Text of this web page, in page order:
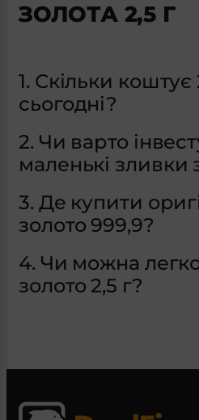
ЗОЛОТА 2,5 Г
1. Скільки коштує
сьогодні?
2. Чи варто
маленькі зливки
3. Де купити
золото 999,9?
4. Чи можна
золото 2,5 г?